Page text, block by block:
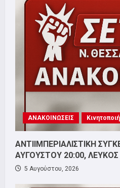
ΑΝΑΚΟΙΝΩΣΕΙΣ
ΑΝΤΙΙΜΠΕΡΙΑΛΙΣΤΙΚΗ
ΑΥΓΟΥΣΤΟΥ 20:00,
5 Αυγούστου, 2026